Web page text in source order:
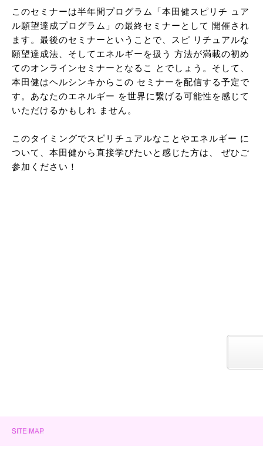
このセミナーは半年間プログラム「本田健スピリチ ュア
ル願望達成プログラム」の最終セミナーとして 開催され
ます。最後のセミナーということで、スピ リチュアルな
願望達成法、そしてエネルギーを扱う 方法が満載の初め
てのオンラインセミナーとなるこ とでしょう。そして、
本田健はヘルシンキからこの セミナーを配信する予定で
す。あなたのエネルギー を世界に繋げる可能性を感じて
いただけるかもしれ ません。
このタイミングでスピリチュアルなことやエネルギー に
ついて、本田健から直接学びたいと感じた方は、 ぜひご
参加ください！